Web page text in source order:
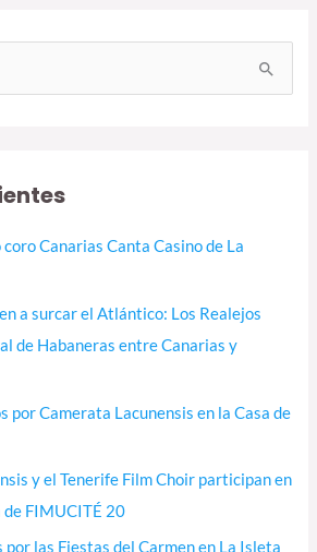
Canarias Canta Casino de La
a surcar el Atlántico: Los Realejos
de Habaneras entre Canarias y
por Camerata Lacunensis en la Casa de
y el Tenerife Film Choir participan en
FIMUCITÉ 20
por las Fiestas del Carmen en La Isleta